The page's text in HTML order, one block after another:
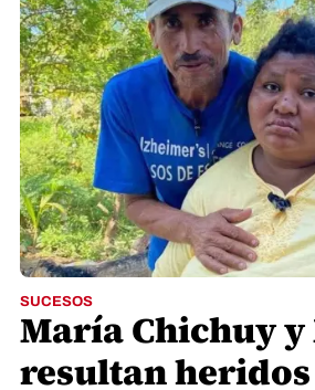
SUCESOS
María Chichuy
resultan